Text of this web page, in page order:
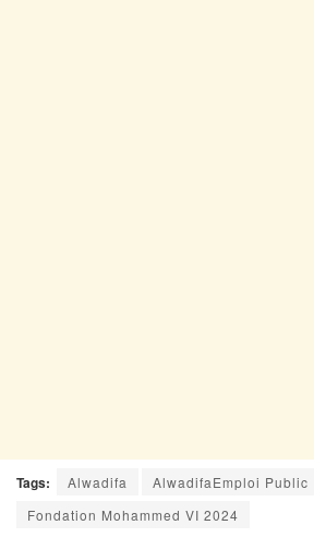
Tags: Alwadifa
AlwadifaEmploi Public
Fondation Mohammed VI 2024